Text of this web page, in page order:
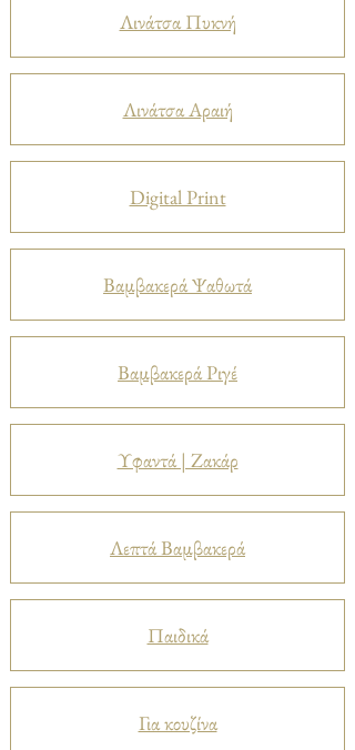
Λινάτσα Πυκνή
Λινάτσα Αραιή
Digital Print
Βαμβακερά Ψαθωτά
Βαμβακερά Ριγέ
Υφαντά | Ζακάρ
Λεπτά Βαμβακερά
Παιδικά
Για κουζίνα